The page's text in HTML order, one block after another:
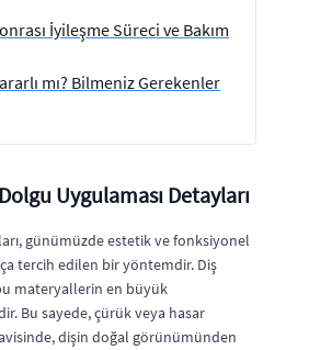
İyileşme Süreci ve Bakım
mı? Bilmeniz Gerekenler
Uygulaması Detayları
günümüzde estetik ve fonksiyonel
tercih edilen bir yöntemdir. Diş
materyallerin en büyük
Bu sayede, çürük veya hasar
dişin doğal görünümünden